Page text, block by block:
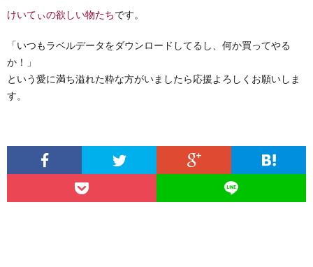
けいてぃの欲しい物たちです。
「いつもラベルデータをダウンロードしてるし、何か買ってやる
か！」
という愛に満ち溢れた粋な方がいましたら応援よろしくお願いしま
す。